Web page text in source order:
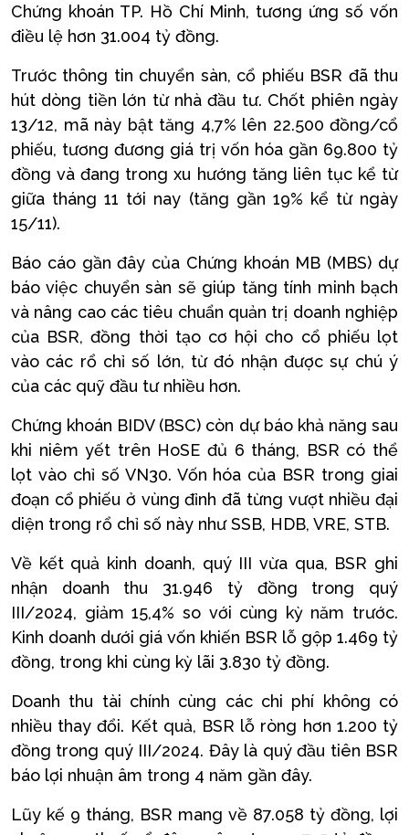
Chứng khoán TP. Hồ Chí Minh, tương ứng số vốn
điều lệ hơn 31.004 tỷ đồng.
Trước thông tin chuyển sàn, cổ phiếu BSR đã thu
hút dòng tiền lớn từ nhà đầu tư. Chốt phiên ngày
13/12, mã này bật tăng 4,7% lên 22.500 đồng/cổ
phiếu, tương đương giá trị vốn hóa gần 69.800 tỷ
đồng và đang trong xu hướng tăng liên tục kể từ
giữa tháng 11 tới nay (tăng gần 19% kể từ ngày
15/11).
Báo cáo gần đây của Chứng khoán MB (MBS) dự
báo việc chuyển sàn sẽ giúp tăng tính minh bạch
và nâng cao các tiêu chuẩn quản trị doanh nghiệp
của BSR, đồng thời tạo cơ hội cho cổ phiếu lọt
vào các rổ chỉ số lớn, từ đó nhận được sự chú ý
của các quỹ đầu tư nhiều hơn.
Chứng khoán BIDV (BSC) còn dự báo khả năng sau
khi niêm yết trên HoSE đủ 6 tháng, BSR có thể
lọt vào chỉ số VN30. Vốn hóa của BSR trong giai
đoạn cổ phiếu ở vùng đỉnh đã từng vượt nhiều đại
diện trong rổ chỉ số này như SSB, HDB, VRE, STB.
Về kết quả kinh doanh, quý III vừa qua, BSR ghi
nhận doanh thu 31.946 tỷ đồng trong quý
III/2024, giảm 15,4% so với cùng kỳ năm trước.
Kinh doanh dưới giá vốn khiến BSR lỗ gộp 1.469 tỷ
đồng, trong khi cùng kỳ lãi 3.830 tỷ đồng.
Doanh thu tài chính cùng các chi phí không có
nhiều thay đổi. Kết quả, BSR lỗ ròng hơn 1.200 tỷ
đồng trong quý III/2024. Đây là quý đầu tiên BSR
báo lợi nhuận âm trong 4 năm gần đây.
Lũy kế 9 tháng, BSR mang về 87.058 tỷ đồng, lợi